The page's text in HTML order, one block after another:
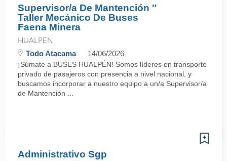
Supervisor/a De Mantención ″
Taller Mecánico De Buses
Faena Minera
HUALPEN
Todo Atacama 14/06/2026
¡Súmate a BUSES HUALPÉN! Somos líderes en transporte
privado de pasajeros con presencia a nivel nacional, y
buscamos incorporar a nuestro equipo a un/a Supervisor/a
de Mantención ...
Administrativo Sgp